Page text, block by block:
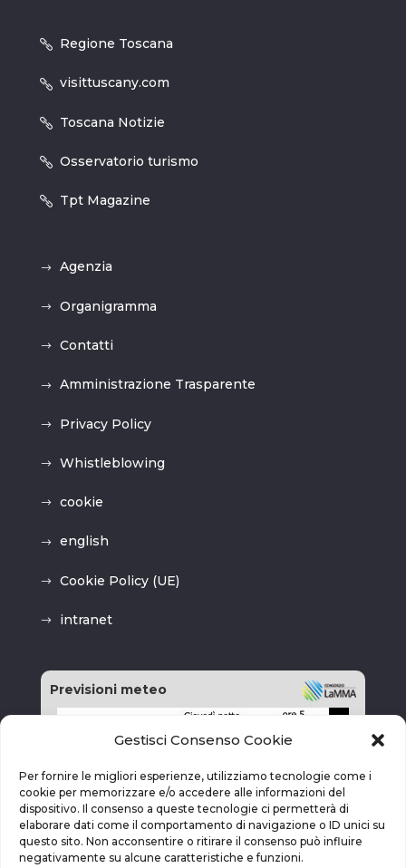
Gestisci Consenso Cookie
Per fornire le migliori esperienze, utilizziamo tecnologie come i
cookie per memorizzare e/o accedere alle informazioni del
dispositivo. Il consenso a queste tecnologie ci permetterà di
elaborare dati come il comportamento di navigazione o ID unici su
questo sito. Non acconsentire o ritirare il consenso può influire
negativamente su alcune caratteristiche e funzioni.
Regione Toscana
visittuscany.com
Toscana Notizie
Osservatorio turismo
Tpt Magazine
Agenzia
Organigramma
Contatti
Amministrazione Trasparente
Privacy Policy
Whistleblowing
cookie
english
Cookie Policy (UE)
intranet
Previsioni meteo